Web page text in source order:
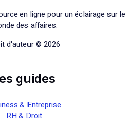
en ligne pour un éclairage sur le
des affaires.
d'auteur © 2026
guides
& Entreprise
RH & Droit